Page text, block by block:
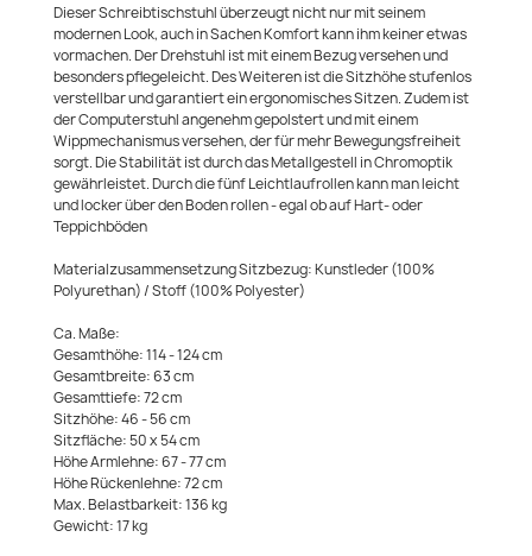
Dieser Schreibtischstuhl überzeugt nicht nur mit seinem
modernen Look, auch in Sachen Komfort kann ihm keiner etwas
vormachen. Der Drehstuhl ist mit einem Bezug versehen und
besonders pflegeleicht. Des Weiteren ist die Sitzhöhe stufenlos
verstellbar und garantiert ein ergonomisches Sitzen. Zudem ist
der Computerstuhl angenehm gepolstert und mit einem
Wippmechanismus versehen, der für mehr Bewegungsfreiheit
sorgt. Die Stabilität ist durch das Metallgestell in Chromoptik
gewährleistet. Durch die fünf Leichtlaufrollen kann man leicht
und locker über den Boden rollen - egal ob auf Hart- oder
Teppichböden
Materialzusammensetzung Sitzbezug: Kunstleder (100%
Polyurethan) / Stoff (100% Polyester)
Ca. Maße:
Gesamthöhe: 114 - 124 cm
Gesamtbreite: 63 cm
Gesamttiefe: 72 cm
Sitzhöhe: 46 - 56 cm
Sitzfläche: 50 x 54 cm
Höhe Armlehne: 67 - 77 cm
Höhe Rückenlehne: 72 cm
Max. Belastbarkeit: 136 kg
Gewicht: 17 kg